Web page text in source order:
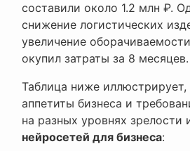
составили около 1.2 млн ₽.
снижение логистических
увеличение
окупил затраты за 8 месяцев.
Таблица ниже иллюстрирует,
аппетиты бизнеса и
на разных уровнях зрелости
нейросетей для бизнеса: